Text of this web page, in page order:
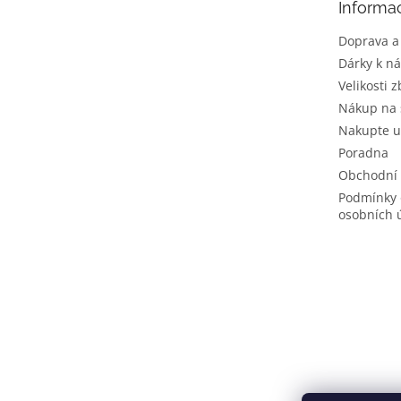
Doprava
Dárky k
Velikosti
Nákup na
Nakupte
Poradna
osobních